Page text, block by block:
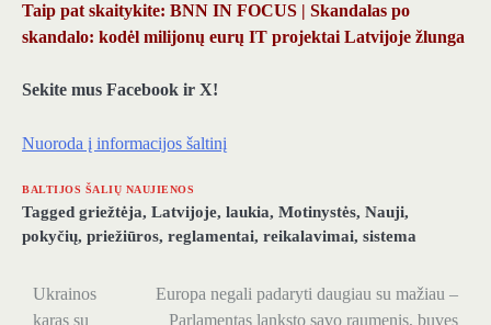
Taip pat skaitykite: BNN IN FOCUS | Skandalas po
skandalo: kodėl milijonų eurų IT projektai Latvijoje žlunga
Sekite mus Facebook ir X!
Nuoroda į informacijos šaltinį
BALTIJOS ŠALIŲ NAUJIENOS
Tagged griežtėja, Latvijoje, laukia, Motinystės, Nauji,
pokyčių, priežiūros, reglamentai, reikalavimai, sistema
Navigacija
Ukrainos
karas su
Europa negali padaryti daugiau su mažiau –
Parlamentas lanksto savo raumenis, buvęs